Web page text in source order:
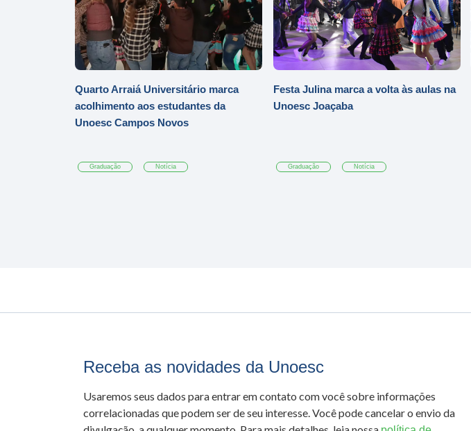
Quarto Arraiá Universitário marca
acolhimento aos estudantes da
Unoesc Campos Novos
Graduação Notícia
Festa Julina marca a volta às aulas na
Unoesc Joaçaba
Graduação Notícia
Receba as novidades da Unoesc
Usaremos seus dados para entrar em contato com você sobre informações
correlacionadas que podem ser de seu interesse. Você pode cancelar o envio da